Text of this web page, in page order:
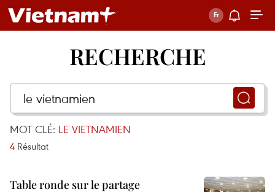
RECHERCHE
MOT CLÉ: LE VIETNAMIEN
4 Résultat
Table ronde sur le partage